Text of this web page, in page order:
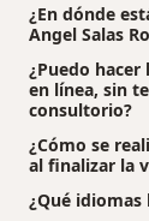
¿En dónde
Angel Salas
¿Puedo hacer
en línea, sin
consultorio?
¿Cómo se
al finalizar la
¿Qué idiomas